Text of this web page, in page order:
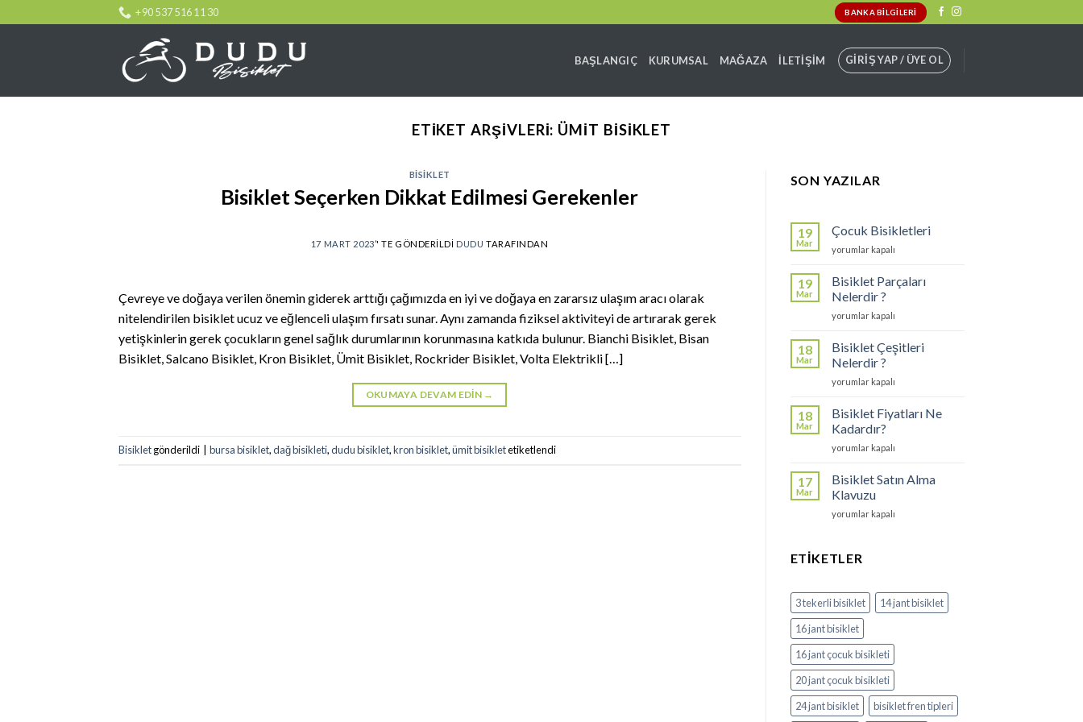
to
+90 537 516 11 30 BANKA BILGILERI
BAŞLANGIÇ KURUMSAL MAĞAZA İLETIŞIM GIRIŞ YAP / ÜYE OL
ETIKET ARŞIVLERI: ÜMIT BISIKLET
BISIKLET
Bisiklet Seçerken Dikkat Edilmesi Gerekenler
17 MART 2023’' TE GÖNDERILDI DUDU TARAFINDAN
Çevreye ve doğaya verilen önemin giderek arttığı çağımızda en iyi ve doğaya en zararsız ulaşım aracı olarak
nitelendirilen bisiklet ucuz ve eğlenceli ulaşım fırsatı sunar. Aynı zamanda fiziksel aktiviteyi de artırarak gerek
yetişkinlerin gerek çocukların genel sağlık durumlarının korunmasına katkıda bulunur. Bianchi Bisiklet, Bisan
Bisiklet, Salcano Bisiklet, Kron Bisiklet, Ümit Bisiklet, Rockrider Bisiklet, Volta Elektrikli […]
OKUMAYA DEVAM EDIN →
Bisikletgönderildi bursa bisiklet,dağ bisikleti,dudu bisiklet,kron bisiklet,ümit bisikletetiketlendi
SON YAZILAR
19
Mar
Çocuk Bisikletleri
Çocuk
için
yorumlar kapalı
19
Mar
Bisiklet Parçaları
Nelerdir ?
Bisiklet
Nelerdir
?
için
yorumlar kapalı
18
Mar
Bisiklet Çeşitleri
Nelerdir ?
Bisiklet
Nelerdir
?
için
yorumlar kapalı
18
Mar
Bisiklet Fiyatları Ne
Kadardır?
Bisiklet
Ne
Kadardır?
için
yorumlar kapalı
17
Mar
Bisiklet Satın Alma
Klavuzu
Bisiklet
Klavuzu
yorumlar kapalı
ETIKETLER
3 tekerli bisiklet
14 jant bisiklet
16 jant bisiklet
16 jant çocuk bisikleti
20 jant çocuk bisikleti
24 jant bisiklet
bisiklet fren tipleri